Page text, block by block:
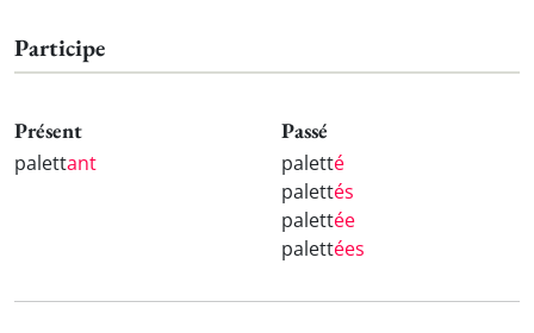
Participe
Présent
palettant
Passé
paletté
palettés
palettée
palettées